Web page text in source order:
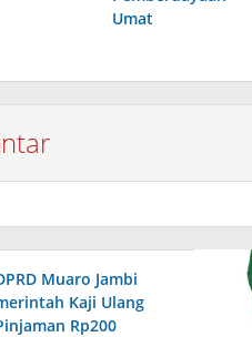
Umat
Muaro Jambi
Kaji Ulang
Rp200